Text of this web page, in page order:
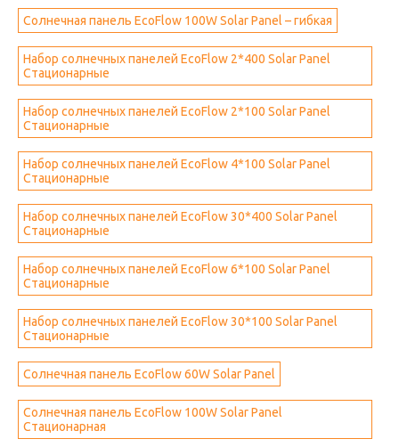
Солнечная панель EcoFlow 100W Solar Panel – гибкая
Набор солнечных панелей EcoFlow 2*400 Solar Panel
Стационарные
Набор солнечных панелей EcoFlow 2*100 Solar Panel
Стационарные
Набор солнечных панелей EcoFlow 4*100 Solar Panel
Стационарные
Набор солнечных панелей EcoFlow 30*400 Solar Panel
Стационарные
Набор солнечных панелей EcoFlow 6*100 Solar Panel
Стационарные
Набор солнечных панелей EcoFlow 30*100 Solar Panel
Стационарные
Солнечная панель EcoFlow 60W Solar Panel
Солнечная панель EcoFlow 100W Solar Panel
Стационарная